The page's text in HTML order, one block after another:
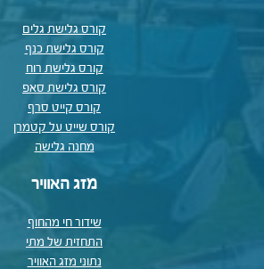
קורס גלישת גלים
קורס גלישת כנף
קורס גלישת רוח
קורס גלישת סאפ
קורס קייט סרף
קורס שייט על קטמרן
מחנה גלישה
מזג האוויר
שידור חי מהחוף
התחזית של מתי
נתוני מזג האוויר